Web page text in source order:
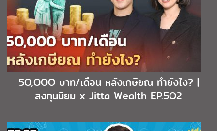
5O,OOO บาท/เดือน หลังเกษียณ ทำยังไง? |
ลงทุนนิยม x Jitta Wealth EP.5O2